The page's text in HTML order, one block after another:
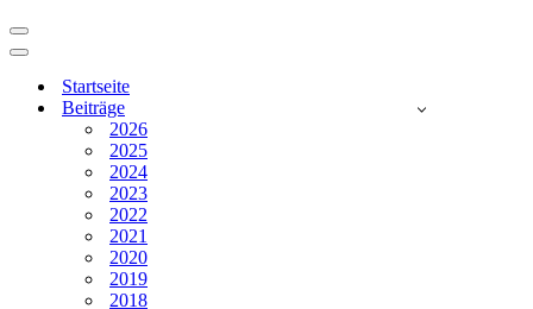
Navigationsmenü
Navigationsmenü
Startseite
Beiträge
2026
2025
2024
2023
2022
2021
2020
2019
2018